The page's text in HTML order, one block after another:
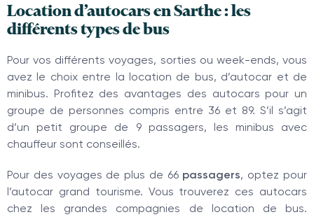
Location d’autocars en Sarthe : les
différents types de bus
Pour vos différents voyages, sorties ou week-ends, vous
avez le choix entre la location de bus, d’autocar et de
minibus. Profitez des avantages des autocars pour un
groupe de personnes compris entre 36 et 89. S’il s’agit
d’un petit groupe de 9 passagers, les minibus avec
chauffeur sont conseillés.
Pour des voyages de plus de 66 passagers, optez pour
l’autocar grand tourisme. Vous trouverez ces autocars
chez les grandes compagnies de location de bus.